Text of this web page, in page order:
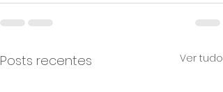
Posts recentes Ver tudo